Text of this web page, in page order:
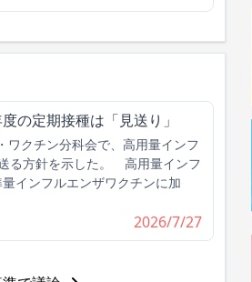
の定期接種は「見送り」
クチン分科会で、高用量インフ
る方針を示した。 高用量インフ
インフルエンザワクチンに加
2026/7/27